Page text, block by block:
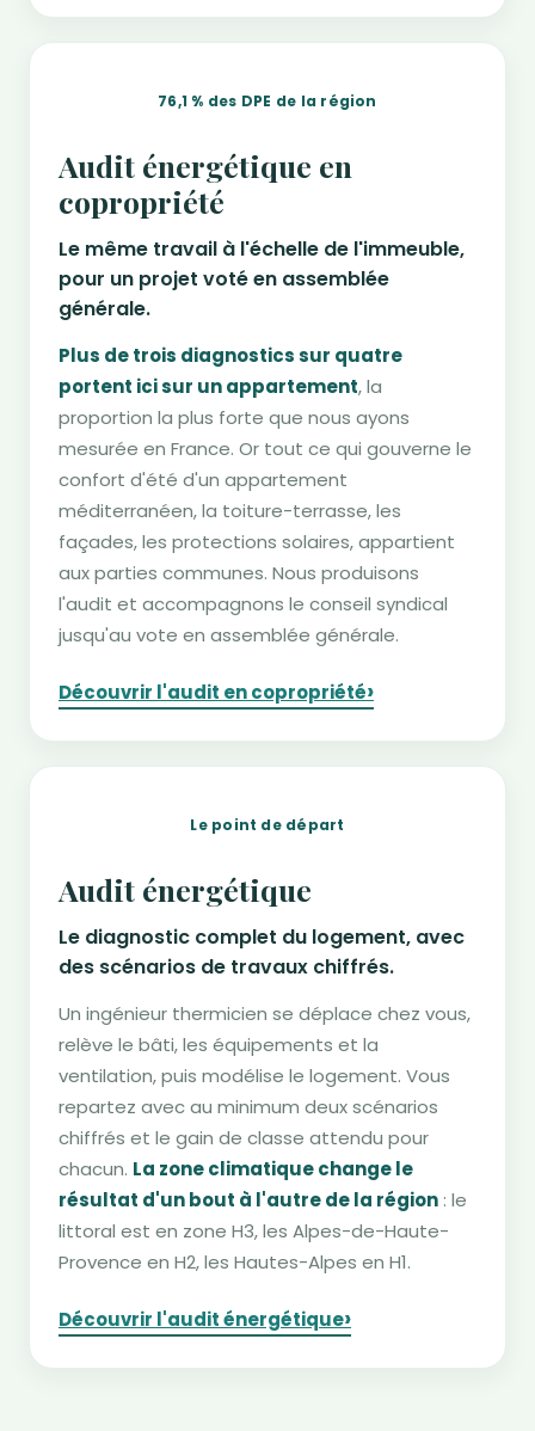
76,1 % des DPE de la région
Audit énergétique en
copropriété
Le même travail à l'échelle de l'immeuble,
pour un projet voté en assemblée
générale.
Plus de trois diagnostics sur quatre
portent ici sur un appartement, la
proportion la plus forte que nous ayons
mesurée en France. Or tout ce qui gouverne le
confort d'été d'un appartement
méditerranéen, la toiture-terrasse, les
façades, les protections solaires, appartient
aux parties communes. Nous produisons
l'audit et accompagnons le conseil syndical
jusqu'au vote en assemblée générale.
Découvrir l'audit en copropriété›
Le point de départ
Audit énergétique
Le diagnostic complet du logement, avec
des scénarios de travaux chiffrés.
Un ingénieur thermicien se déplace chez vous,
relève le bâti, les équipements et la
ventilation, puis modélise le logement. Vous
repartez avec au minimum deux scénarios
chiffrés et le gain de classe attendu pour
chacun. La zone climatique change le
résultat d'un bout à l'autre de la région : le
littoral est en zone H3, les Alpes-de-Haute-
Provence en H2, les Hautes-Alpes en H1.
Découvrir l'audit énergétique›